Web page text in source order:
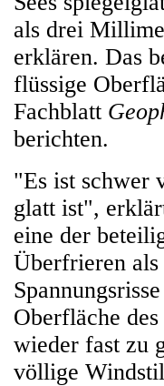
als drei
erklären. Das
flüssige
Fachblatt
berichten.
"Es ist schwer
glatt ist",
eine der
Überfrieren als
Oberfläche
wieder fast zu
völlige